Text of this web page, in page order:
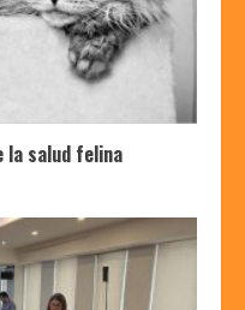
la salud felina